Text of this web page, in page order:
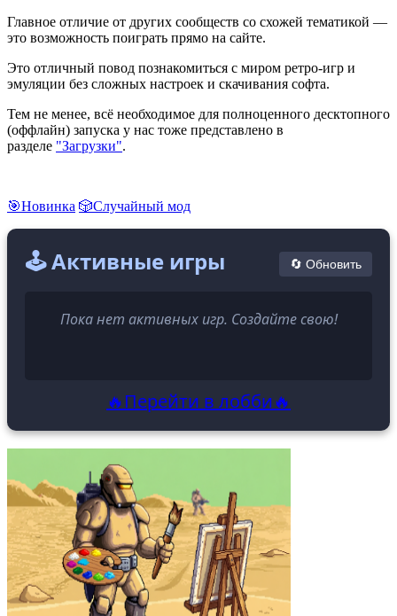
Главное отличие от других сообществ со схожей тематикой —
это возможность поиграть прямо на сайте.
Это отличный повод познакомиться с миром ретро-игр и
эмуляции без сложных настроек и скачивания софта.
Тем не менее, всё необходимое для полноценного десктопного
(оффлайн) запуска у нас тоже представлено в
разделе "Загрузки".
🎯Новинка 🎲Случайный мод
🕹️ Активные игры 🔄 Обновить
Пока нет активных игр. Создайте свою!
🔥Перейти в лобби🔥